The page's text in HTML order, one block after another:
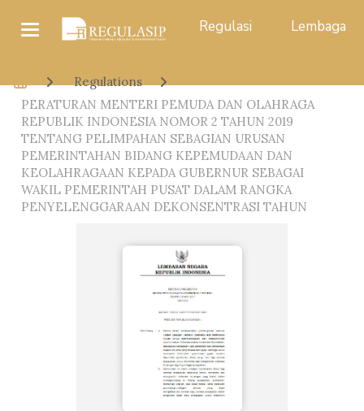
Regulasi Lembaga
Regulations
PERATURAN MENTERI PEMUDA DAN OLAHRAGA
REPUBLIK INDONESIA NOMOR 2 TAHUN 2019
TENTANG PELIMPAHAN SEBAGIAN URUSAN
PEMERINTAHAN BIDANG KEPEMUDAAN DAN
KEOLAHRAGAAN KEPADA GUBERNUR SEBAGAI
WAKIL PEMERINTAH PUSAT DALAM RANGKA
PENYELENGGARAAN DEKONSENTRASI TAHUN